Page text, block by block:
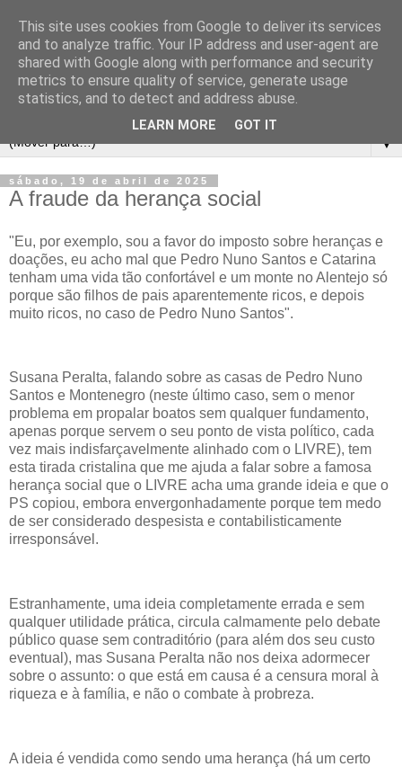
▼
sábado, 19 de abril de 2025
A fraude da herança social
"Eu, por exemplo, sou a favor do imposto sobre heranças e
doações, eu acho mal que Pedro Nuno Santos e Catarina
tenham uma vida tão confortável e um monte no Alentejo só
porque são filhos de pais aparentemente ricos, e depois
muito ricos, no caso de Pedro Nuno Santos".
Susana Peralta, falando sobre as casas de Pedro Nuno
Santos e Montenegro (neste último caso, sem o menor
problema em propalar boatos sem qualquer fundamento,
apenas porque servem o seu ponto de vista político, cada
vez mais indisfarçavelmente alinhado com o LIVRE), tem
esta tirada cristalina que me ajuda a falar sobre a famosa
herança social que o LIVRE acha uma grande ideia e que o
PS copiou, embora envergonhadamente porque tem medo
de ser considerado despesista e contabilisticamente
irresponsável.
Estranhamente, uma ideia completamente errada e sem
qualquer utilidade prática, circula calmamente pelo debate
público quase sem contraditório (para além dos seu custo
eventual), mas Susana Peralta não nos deixa adormecer
sobre o assunto: o que está em causa é a censura moral à
riqueza e à família, e não o combate à probreza.
A ideia é vendida como sendo uma herança (há um certo
This site uses cookies from Google to deliver its services
and to analyze traffic. Your IP address and user-agent are
shared with Google along with performance and security
metrics to ensure quality of service, generate usage
statistics, and to detect and address abuse.
LEARN MORE GOT IT